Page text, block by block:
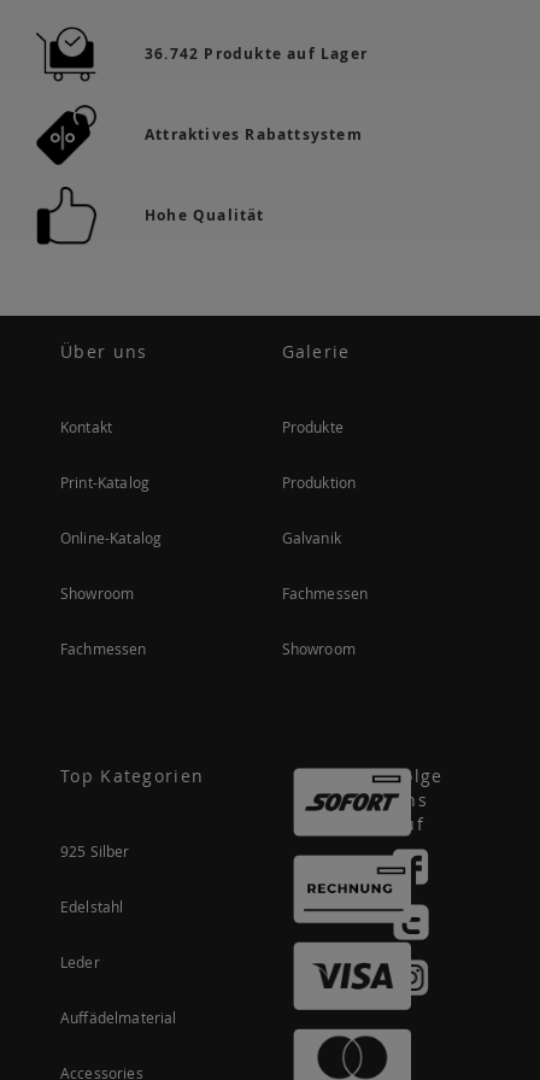
36.742 Produkte auf Lager
Attraktives Rabattsystem
Hohe Qualität
Über uns
Kontakt
Print-Katalog
Online-Katalog
Showroom
Fachmessen
Galerie
Produkte
Produktion
Galvanik
Fachmessen
Showroom
Top Kategorien
925 Silber
Edelstahl
Leder
Auffädelmaterial
Accessories
Folge
uns
auf